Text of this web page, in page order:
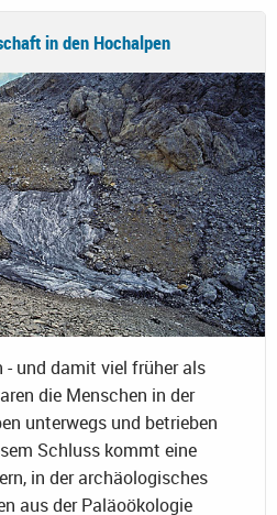
in den Hochalpen
- und damit viel früher als
die Menschen in der
unterwegs und betrieben
Schluss kommt eine
in der archäologisches
aus der Paläoökologie